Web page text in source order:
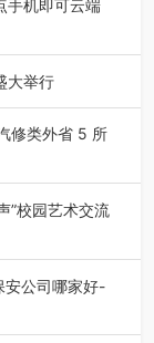
手机即可云端
厅指导，贵阳
大举行
装”新品发布
修类外省 5 所
段考生可选择
”校园艺术交流
之声”校园管
安公司哪家好-
、建筑工地施